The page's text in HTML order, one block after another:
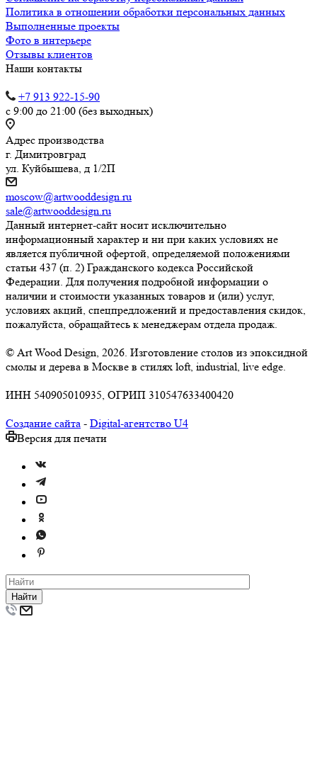
Политика в отношении обработки персональных данных
Выполненные проекты
Фото в интерьере
Отзывы клиентов
Наши контакты
+7 913 922-15-90
с 9:00 до 21:00 (без выходных)
Адрес производства
г. Димитровград
ул. Куйбышева, д 1/2П
moscow@artwooddesign.ru
sale@artwooddesign.ru
Данный интернет-сайт носит исключительно
информационный характер и ни при каких условиях не
является публичной офертой, определяемой положениями
статьи 437 (п. 2) Гражданского кодекса Российской
Федерации. Для получения подробной информации о
наличии и стоимости указанных товаров и (или) услуг,
условиях акций, спецпредложений и предоставления скидок,
пожалуйста, обращайтесь к менеджерам отдела продаж.
© Art Wood Design, 2026. Изготовление столов из эпоксидной
смолы и дерева в Москве в стилях loft, industrial, live edge.
ИНН 540905010935, ОГРИП 310547633400420
Создание сайта - Digital-агентство U4
Версия для печати
Найти